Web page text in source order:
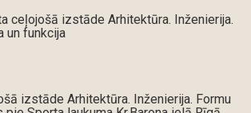
ceļojošā izstāde Arhitektūra. Inženierija.
un funkcija
izstāde Arhitektūra. Inženierija. Formu